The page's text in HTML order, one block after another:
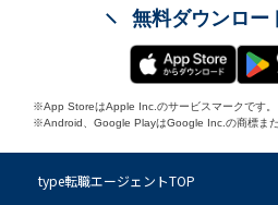
無料ダウンロー
※App StoreはApple Inc.のサービスマークです。
※Android、Google PlayはGoogle Inc.の商標また
type転職エージェントTOP